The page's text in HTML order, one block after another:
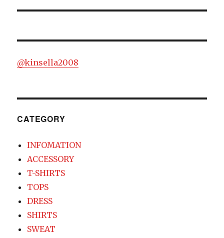
ー
ン
投
@kinsella2008
CATEGORY
INFOMATION
ACCESSORY
T-SHIRTS
TOPS
DRESS
SHIRTS
SWEAT